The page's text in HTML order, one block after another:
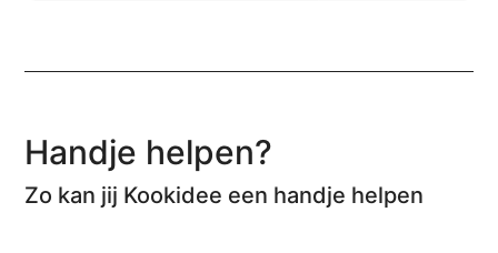
Handje helpen?
Zo kan jij Kookidee een handje helpen